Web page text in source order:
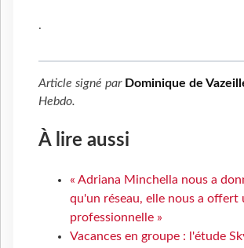
.
Article signé par Dominique de
Hebdo.
À lire aussi
« Adriana Minchella nous a
qu'un réseau, elle nous a offert
professionnelle »
Vacances en groupe : l'étude